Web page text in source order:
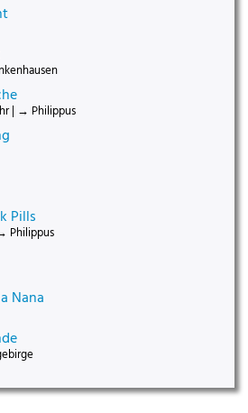
| → Philippus
Pills
Philippus
Nana